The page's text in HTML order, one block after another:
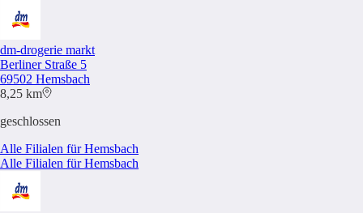
dm-drogerie markt
Berliner Straße 5
69502 Hemsbach
8,25 km
geschlossen
Alle Filialen für Hemsbach
Alle Filialen für Hemsbach